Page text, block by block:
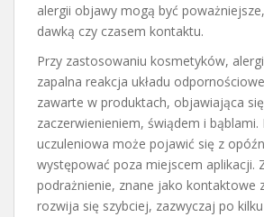
alergii objawy mogą być
dawką czy czasem kontaktu.
Przy zastosowaniu kosmetyków,
zapalna reakcja układu
zawarte w produktach, objawiająca się
zaczerwienieniem, świądem i bąblami.
uczuleniowa może pojawić się z
występować poza miejscem aplikacji.
podrażnienie, znane jako kontaktowe
rozwija się szybciej, zazwyczaj po